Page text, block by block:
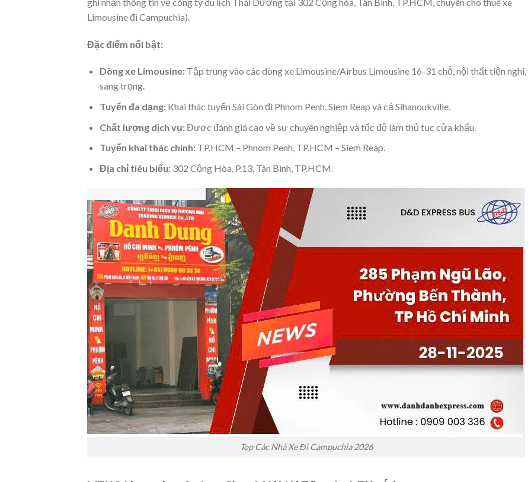
Limousine đi Campuchia).
Đặc điểm nổi bật:
Dòng xe Limousine:Tập trung vào các dòng xe Limousine/Airbus Limousine 16-31 chỗ, nội thất tiện nghi,
sang trọng.
Tuyến đa dạng:Khai thác tuyến Sài Gòn đi Phnom Penh, Siem Reap và cả Sihanoukville.
Chất lượng dịch vụ:Được đánh giá cao về sự chuyên nghiệp và tốc độ làm thủ tục cửa khẩu.
Tuyến khai thác chính:TP.HCM – Phnom Penh, TP.HCM – Siem Reap.
Địa chỉ tiêu biểu:302 Cộng Hòa, P.13, Tân Bình, TP.HCM.
Top Các Nhà Xe Đi Campuchia 2026